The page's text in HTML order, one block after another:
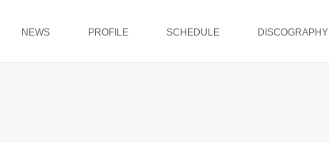
NEWS PROFILE SCHEDULE DISCOGRAPHY